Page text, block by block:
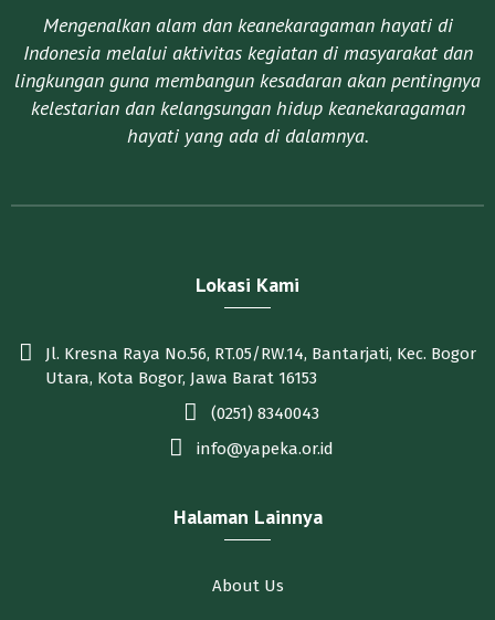
Mengenalkan alam dan keanekaragaman hayati di
Indonesia melalui aktivitas kegiatan di masyarakat dan
lingkungan guna membangun kesadaran akan pentingnya
kelestarian dan kelangsungan hidup keanekaragaman
hayati yang ada di dalamnya.​
Lokasi Kami
Jl. Kresna Raya No.56, RT.05/RW.14, Bantarjati, Kec. Bogor
Utara, Kota Bogor, Jawa Barat 16153
(0251) 8340043
info@yapeka.or.id
Halaman Lainnya
About Us